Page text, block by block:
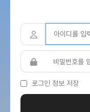
로그인 정보 저장